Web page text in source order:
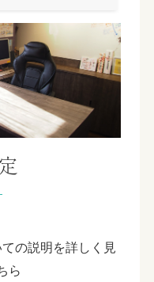
の説明を詳しく見
ら